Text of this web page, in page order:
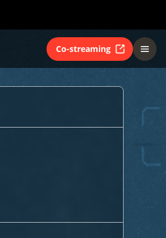
Co-streaming